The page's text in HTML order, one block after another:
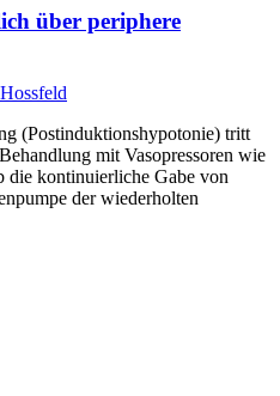
über periphere
(Postinduktionshypotonie) tritt
mit Vasopressoren wie
kontinuierliche Gabe von
der wiederholten